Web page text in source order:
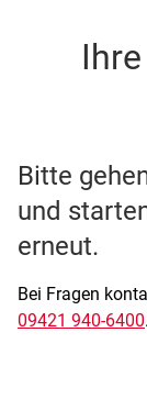
SSO
Bitte
und
erneut.
Bei Fragen
09421 940-6400.